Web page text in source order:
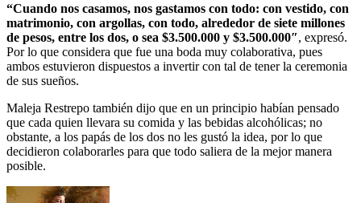
“Cuando nos casamos, nos gastamos con todo: con vestido, con
matrimonio, con argollas, con todo, alrededor de siete millones
de pesos, entre los dos, o sea $3.500.000 y $3.500.000″, expresó.
Por lo que considera que fue una boda muy colaborativa, pues
ambos estuvieron dispuestos a invertir con tal de tener la ceremonia
de sus sueños.
Maleja Restrepo también dijo que en un principio habían pensado
que cada quien llevara su comida y las bebidas alcohólicas; no
obstante, a los papás de los dos no les gustó la idea, por lo que
decidieron colaborarles para que todo saliera de la mejor manera
posible.